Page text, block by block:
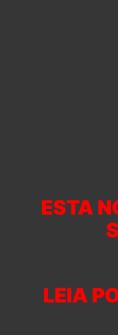
ESTA
LEIA